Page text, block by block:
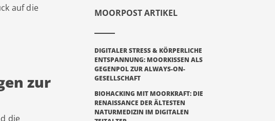
auf die
zur
die
MOORPOST ARTIKEL
DIGITALER STRESS & KÖRPERLICHE
ENTSPANNUNG: MOORKISSEN ALS
GEGENPOL ZUR ALWAYS-ON-
GESELLSCHAFT
BIOHACKING MIT MOORKRAFT: DIE
RENAISSANCE DER ÄLTESTEN
NATURMEDIZIN IM DIGITALEN